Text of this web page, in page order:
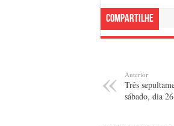
Compartilhe
Anterior
Três
sábado, dia